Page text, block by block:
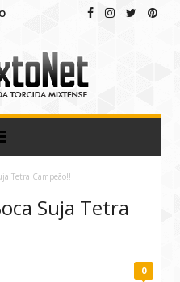
Tetra Campeão!!
Suja Tetra
0